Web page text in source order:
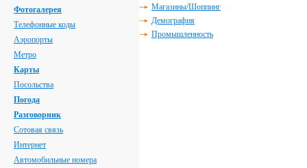
Фотогалерея
Телефонные коды
Аэропорты
Метро
Карты
Посольства
Погода
Разговорник
Сотовая связь
Интернет
Автомобильные номера
Магазины/Шоппинг
Демография
Промышленность